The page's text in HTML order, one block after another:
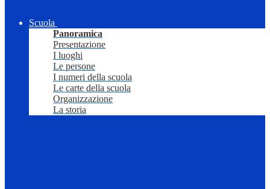
Scuola
Panoramica
Presentazione
I luoghi
Le persone
I numeri della scuola
Le carte della scuola
Organizzazione
La storia